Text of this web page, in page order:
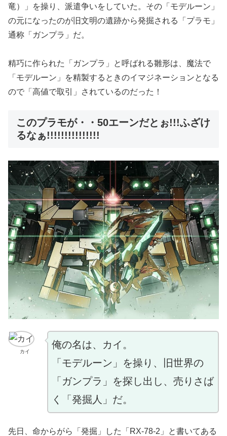
竜）」を操り、派遣争いをしていた。その「モデルーン」
の元になったのが旧文明の遺跡から発掘される「プラモ」
通称「ガンプラ」だ。
精巧に作られた「ガンプラ」と呼ばれる雛形は、魔法で
「モデルーン」を精製するときのイマジネーションとなる
ので「高値で取引」されているのだった！
このプラモが・・50エーンだとぉ!!!ふざけ
るなぁ!!!!!!!!!!!!!!!
カイ
俺の名は、カイ。
「モデルーン」を操り、旧世界の
「ガンプラ」を探し出し、売りさば
く「発掘人」だ。
先日、命からがら「発掘」した「RX-78-2」と書いてある